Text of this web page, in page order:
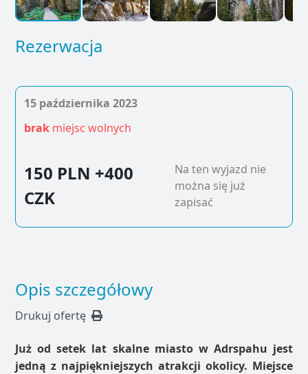
Rezerwacja
15 października 2023
brak miejsc wolnych
150 PLN +400
CZK
Na ten wyjazd nie
można się już
zapisać
Opis szczegółowy
Drukuj ofertę
Już od setek lat skalne miasto w Adrspahu jest
jedną z najpiękniejszych atrakcji okolicy. Miejsce